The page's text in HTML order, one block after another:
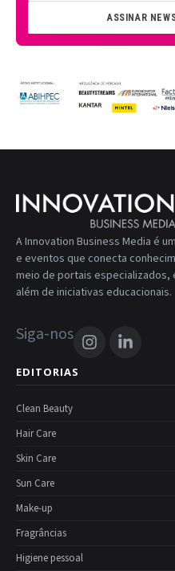
ASSINAR
A Innovation Business Media é
e eventos que conecta
meio de portais
além de iniciativas educacionais.
Siga-nos
EDITORIAS
Clean Beauty
Hair Care
Skin Care
Sun Care
Make-up
Fragrâncias
Higiene pessoal